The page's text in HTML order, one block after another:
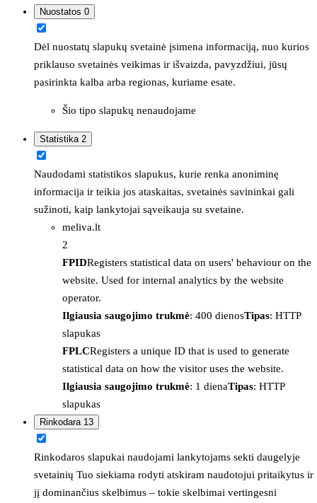
Nuostatos 0
Dėl nuostatų slapukų svetainė įsimena informaciją, nuo kurios
priklauso svetainės veikimas ir išvaizda, pavyzdžiui, jūsų
pasirinkta kalba arba regionas, kuriame esate.
Šio tipo slapukų nenaudojame
Statistika 2
Naudodami statistikos slapukus, kurie renka anoniminę
informacija ir teikia jos ataskaitas, svetainės savininkai gali
sužinoti, kaip lankytojai sąveikauja su svetaine.
meliva.lt
2
FPIDRegisters statistical data on users' behaviour on the
website. Used for internal analytics by the website
operator.
Ilgiausia saugojimo trukmė: 400 dienosTipas: HTTP
slapukas
FPLCRegisters a unique ID that is used to generate
statistical data on how the visitor uses the website.
Ilgiausia saugojimo trukmė: 1 dienaTipas: HTTP
slapukas
Rinkodara 13
Rinkodaros slapukai naudojami lankytojams sekti daugelyje
svetainių Tuo siekiama rodyti atskiram naudotojui pritaikytus ir
jį dominančius skelbimus – tokie skelbimai vertingesni